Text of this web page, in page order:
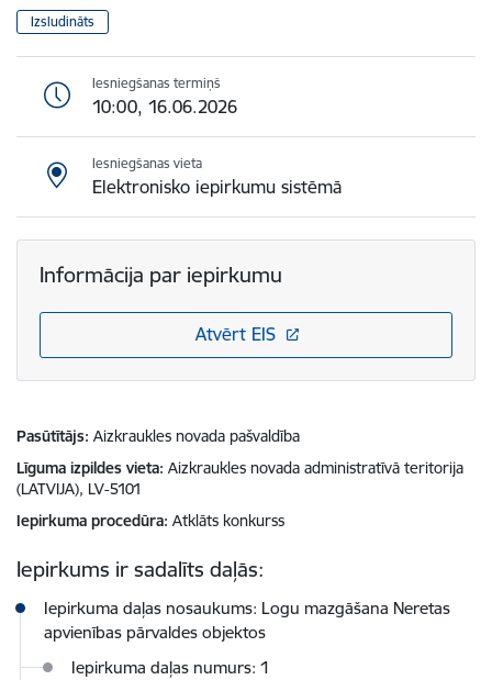
Izsludināts
Iesniegšanas termiņš
10:00, 16.06.2026
Iesniegšanas vieta
Elektronisko iepirkumu sistēmā
Informācija par iepirkumu
Atvērt EIS
Pasūtītājs Aizkraukles novada pašvaldība
Līguma izpildes vieta Aizkraukles novada administratīvā teritorija
(LATVIJA), LV-5101
Iepirkuma procedūra Atklāts konkurss
Iepirkums ir sadalīts daļās:
Iepirkuma daļas nosaukums: Logu mazgāšana Neretas
apvienības pārvaldes objektos
Iepirkuma daļas numurs: 1